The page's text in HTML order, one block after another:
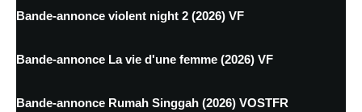
Bande-annonce violent night 2 (2026) VF
Bande-annonce La vie d'une femme (2026) VF
Bande-annonce Rumah Singgah (2026) VOSTFR